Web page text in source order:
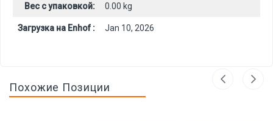
Вес с упаковкой: 0.00 kg
Загрузка на Enhof : Jan 10, 2026
Похожие Позиции